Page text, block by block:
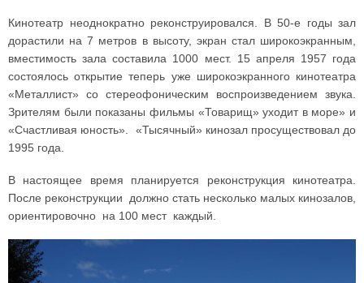
Кинотеатр неоднократно реконструировался. В 50-е годы зал
дорастили на 7 метров в высоту, экран стал широкоэкранным,
вместимость зала составила 1000 мест. 15 апреля 1957 года
состоялось открытие теперь уже широкоэкранного кинотеатра
«Металлист» со стереофоническим воспроизведением звука.
Зрителям были показаны фильмы «Товарищ» уходит в море» и
«Счастливая юность». «Тысячный» кинозал просуществовал до
1995 года.
В настоящее время планируется реконструкция кинотеатра.
После реконструкции должно стать несколько малых кинозалов,
ориентировочно на 100 мест каждый.